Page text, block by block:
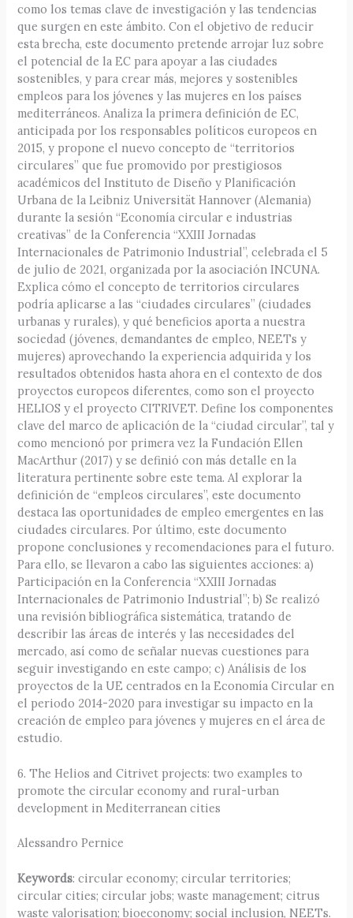
como los temas clave de investigación y las tendencias
que surgen en este ámbito. Con el objetivo de reducir
esta brecha, este documento pretende arrojar luz sobre
el potencial de la EC para apoyar a las ciudades
sostenibles, y para crear más, mejores y sostenibles
empleos para los jóvenes y las mujeres en los países
mediterráneos. Analiza la primera definición de EC,
anticipada por los responsables políticos europeos en
2015, y propone el nuevo concepto de “territorios
circulares” que fue promovido por prestigiosos
académicos del Instituto de Diseño y Planificación
Urbana de la Leibniz Universität Hannover (Alemania)
durante la sesión “Economía circular e industrias
creativas” de la Conferencia “XXIII Jornadas
Internacionales de Patrimonio Industrial”, celebrada el 5
de julio de 2021, organizada por la asociación INCUNA.
Explica cómo el concepto de territorios circulares
podría aplicarse a las “ciudades circulares” (ciudades
urbanas y rurales), y qué beneficios aporta a nuestra
sociedad (jóvenes, demandantes de empleo, NEETs y
mujeres) aprovechando la experiencia adquirida y los
resultados obtenidos hasta ahora en el contexto de dos
proyectos europeos diferentes, como son el proyecto
HELIOS y el proyecto CITRIVET. Define los componentes
clave del marco de aplicación de la “ciudad circular”, tal y
como mencionó por primera vez la Fundación Ellen
MacArthur (2017) y se definió con más detalle en la
literatura pertinente sobre este tema. Al explorar la
definición de “empleos circulares”, este documento
destaca las oportunidades de empleo emergentes en las
ciudades circulares. Por último, este documento
propone conclusiones y recomendaciones para el futuro.
Para ello, se llevaron a cabo las siguientes acciones: a)
Participación en la Conferencia “XXIII Jornadas
Internacionales de Patrimonio Industrial”; b) Se realizó
una revisión bibliográfica sistemática, tratando de
describir las áreas de interés y las necesidades del
mercado, así como de señalar nuevas cuestiones para
seguir investigando en este campo; c) Análisis de los
proyectos de la UE centrados en la Economía Circular en
el periodo 2014-2020 para investigar su impacto en la
creación de empleo para jóvenes y mujeres en el área de
estudio.
6. The Helios and Citrivet projects: two examples to
promote the circular economy and rural-urban
development in Mediterranean cities
Alessandro Pernice
Keywords: circular economy; circular territories;
circular cities; circular jobs; waste management; citrus
waste valorisation; bioeconomy; social inclusion, NEETs.